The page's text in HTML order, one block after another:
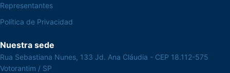
Representantes
Política de Privacidad
Nuestra sede
Rua Sebastiana Nunes, 133 Jd. Ana Cláudia - CEP 18.112-575
Votorantim / SP